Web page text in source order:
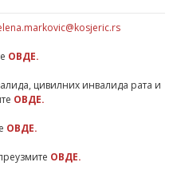
ОВДЕ.
цивилних инвалида рата и
ОВДЕ.
ОВДЕ.
ОВДЕ.